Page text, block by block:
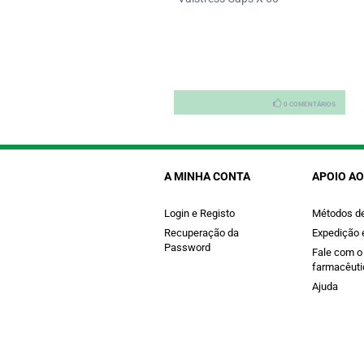
0 COMENTÁRIOS
A MINHA CONTA
Login e Registo
Recuperação da
Password
APOIO
Métodos
Expedição
Fale com
Ajuda